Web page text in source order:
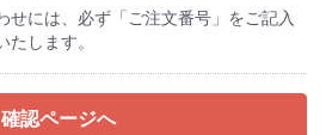
せには、必ず「ご注文番号」をご記入
たします。
確認ページへ